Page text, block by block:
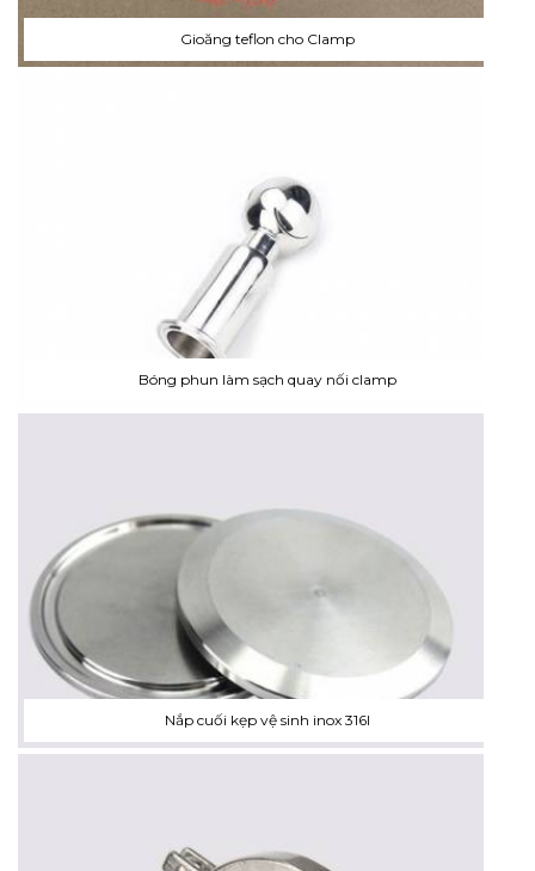
Gioăng teflon cho Clamp
Bóng phun làm sạch quay nối clamp
Nắp cuối kẹp vệ sinh inox 316l